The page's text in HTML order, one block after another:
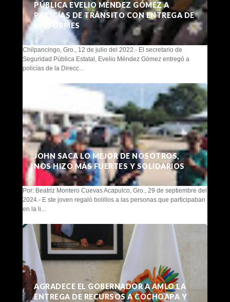
PÚBLICA EVELIO MÉNDEZ GÓMEZ A
POLICÍAS DE TRÁNSITO CON ENTREGA DE
UNIFORMES
Chilpancingo, Gro., 12 de julio del 2022.- El secretario de
Seguridad Pública Estatal, Evelio Méndez Gómez entregó a
policías de la Direcc...
JOHN SACA LO MEJOR DE NOSOTROS,
NOS HIZO MÁS FUERTES Y SOLIDARIOS
Por: Beatriz Montero Cuevas Acapulco, Gro., 29 de septiembre del
2024.- E ste joven regaló bolillos a las personas que participaban
en la li...
AGRADECE EL GOBERNADOR A AMLO LA
ENTREGA DE RECURSOS A COCHOAPA Y